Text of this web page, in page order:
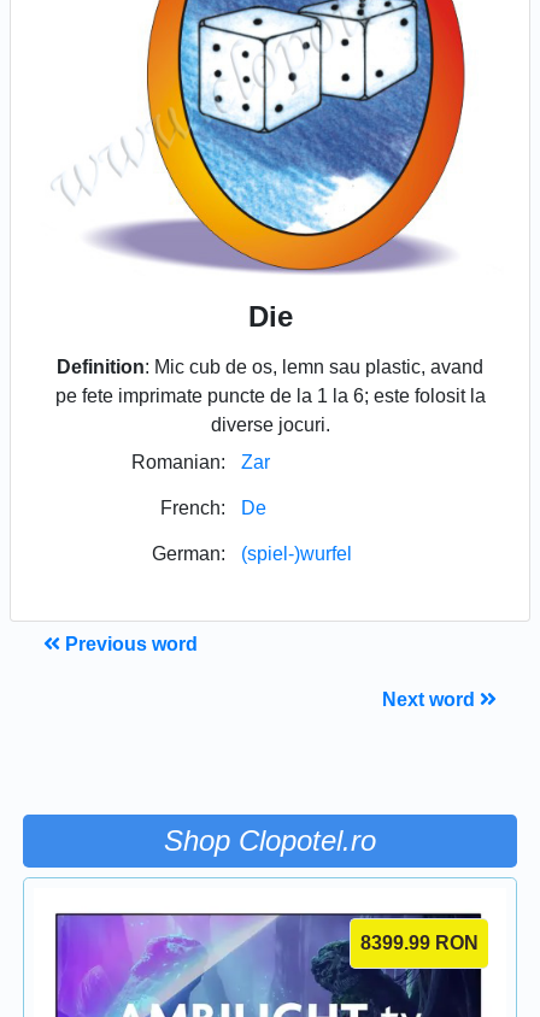
Die
Definition: Mic cub de os, lemn sau plastic, avand
pe fete imprimate puncte de la 1 la 6; este folosit la
diverse jocuri.
Romanian:
Zar
French: De
German: (spiel-)wurfel
Previous word
Next word
Shop Clopotel.ro
8399.99 RON